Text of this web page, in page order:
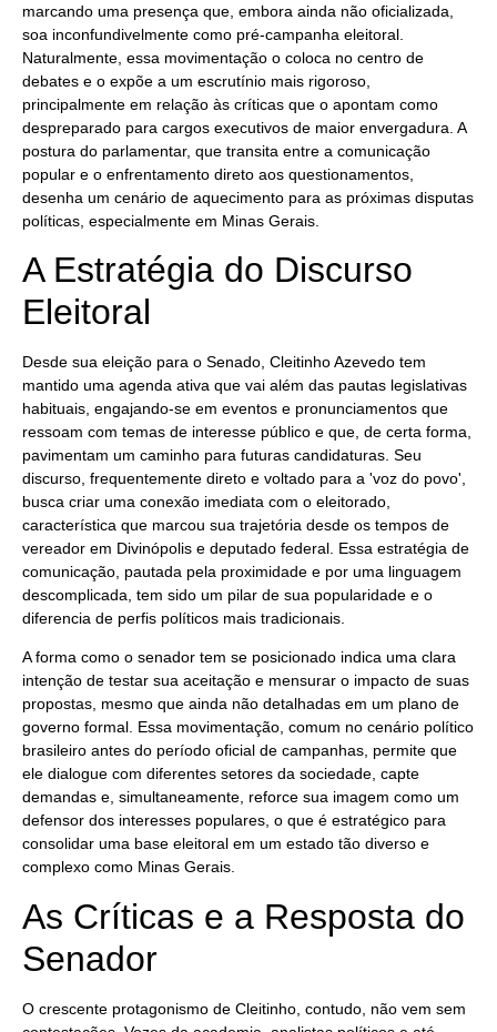
marcando uma presença que, embora ainda não oficializada,
soa inconfundivelmente como pré-campanha eleitoral.
Naturalmente, essa movimentação o coloca no centro de
debates e o expõe a um escrutínio mais rigoroso,
principalmente em relação às críticas que o apontam como
despreparado para cargos executivos de maior envergadura. A
postura do parlamentar, que transita entre a comunicação
popular e o enfrentamento direto aos questionamentos,
desenha um cenário de aquecimento para as próximas disputas
políticas, especialmente em Minas Gerais.
A Estratégia do Discurso
Eleitoral
Desde sua eleição para o Senado, Cleitinho Azevedo tem
mantido uma agenda ativa que vai além das pautas legislativas
habituais, engajando-se em eventos e pronunciamentos que
ressoam com temas de interesse público e que, de certa forma,
pavimentam um caminho para futuras candidaturas. Seu
discurso, frequentemente direto e voltado para a 'voz do povo',
busca criar uma conexão imediata com o eleitorado,
característica que marcou sua trajetória desde os tempos de
vereador em Divinópolis e deputado federal. Essa estratégia de
comunicação, pautada pela proximidade e por uma linguagem
descomplicada, tem sido um pilar de sua popularidade e o
diferencia de perfis políticos mais tradicionais.
A forma como o senador tem se posicionado indica uma clara
intenção de testar sua aceitação e mensurar o impacto de suas
propostas, mesmo que ainda não detalhadas em um plano de
governo formal. Essa movimentação, comum no cenário político
brasileiro antes do período oficial de campanhas, permite que
ele dialogue com diferentes setores da sociedade, capte
demandas e, simultaneamente, reforce sua imagem como um
defensor dos interesses populares, o que é estratégico para
consolidar uma base eleitoral em um estado tão diverso e
complexo como Minas Gerais.
As Críticas e a Resposta do
Senador
O crescente protagonismo de Cleitinho, contudo, não vem sem